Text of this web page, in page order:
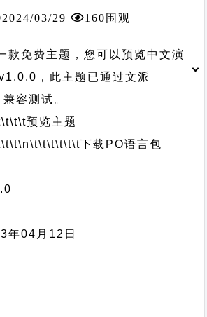
2024/03/29 160围观
免费主题，您可以预览中文演
，此主题已通过文派
容测试。
预览主题
\n\t\t\t\t\t\t下载PO语言包
年04月12日